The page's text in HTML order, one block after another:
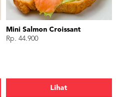
Mini Salmon Croissant
Rp. 44.900
Lihat